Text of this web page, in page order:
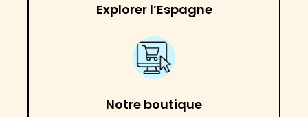
Explorer l’Espagne
Notre boutique